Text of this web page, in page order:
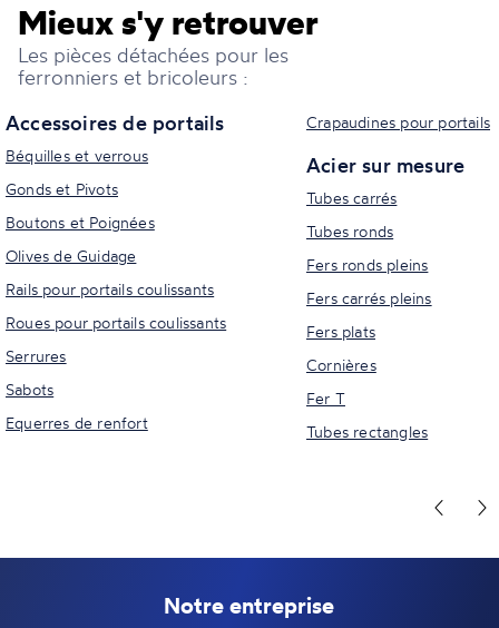
Mieux s'y retrouver
Les pièces détachées pour les
ferronniers et bricoleurs :
Accessoires de portails
Béquilles et verrous
Gonds et Pivots
Boutons et Poignées
Olives de Guidage
Rails pour portails coulissants
Roues pour portails coulissants
Serrures
Sabots
Equerres de renfort
Crapaudines pour portails
Acier sur mesure
Tubes carrés
Tubes ronds
Fers ronds pleins
Fers carrés pleins
Fers plats
Cornières
Fer T
Tubes rectangles
Notre entreprise